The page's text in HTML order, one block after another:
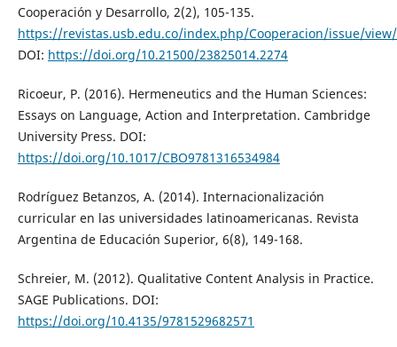
Cooperación y Desarrollo, 2(2), 105-135.
https://revistas.usb.edu.co/index.php/Cooperacion/issue/
DOI: https://doi.org/10.21500/23825014.2274
Ricoeur, P. (2016). Hermeneutics and the Human Sciences:
Essays on Language, Action and Interpretation. Cambridge
University Press. DOI:
https://doi.org/10.1017/CBO9781316534984
Rodríguez Betanzos, A. (2014). Internacionalización
curricular en las universidades latinoamericanas. Revista
Argentina de Educación Superior, 6(8), 149-168.
Schreier, M. (2012). Qualitative Content Analysis in Practice.
SAGE Publications. DOI:
https://doi.org/10.4135/9781529682571